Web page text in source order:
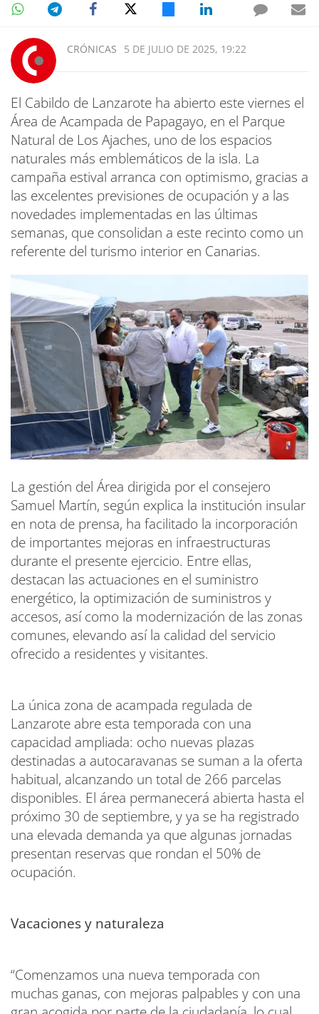
CRÓNICAS 5 DE JULIO DE 2025, 19:22
El Cabildo de Lanzarote ha abierto este viernes el
Área de Acampada de Papagayo, en el Parque
Natural de Los Ajaches, uno de los espacios
naturales más emblemáticos de la isla. La
campaña estival arranca con optimismo, gracias a
las excelentes previsiones de ocupación y a las
novedades implementadas en las últimas
semanas, que consolidan a este recinto como un
referente del turismo interior en Canarias.
La gestión del Área dirigida por el consejero
Samuel Martín, según explica la institución insular
en nota de prensa, ha facilitado la incorporación
de importantes mejoras en infraestructuras
durante el presente ejercicio. Entre ellas,
destacan las actuaciones en el suministro
energético, la optimización de suministros y
accesos, así como la modernización de las zonas
comunes, elevando así la calidad del servicio
ofrecido a residentes y visitantes.
La única zona de acampada regulada de
Lanzarote abre esta temporada con una
capacidad ampliada: ocho nuevas plazas
destinadas a autocaravanas se suman a la oferta
habitual, alcanzando un total de 266 parcelas
disponibles. El área permanecerá abierta hasta el
próximo 30 de septiembre, y ya se ha registrado
una elevada demanda ya que algunas jornadas
presentan reservas que rondan el 50% de
ocupación.
Vacaciones y naturaleza
“Comenzamos una nueva temporada con
muchas ganas, con mejoras palpables y con una